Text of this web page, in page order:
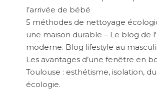
l’arrivée de bébé
5 méthodes de nettoyage
une maison durable – Le blog de
moderne. Blog lifestyle au
Les avantages d’une fenêtre en
Toulouse : esthétisme, isolation,
écologie.